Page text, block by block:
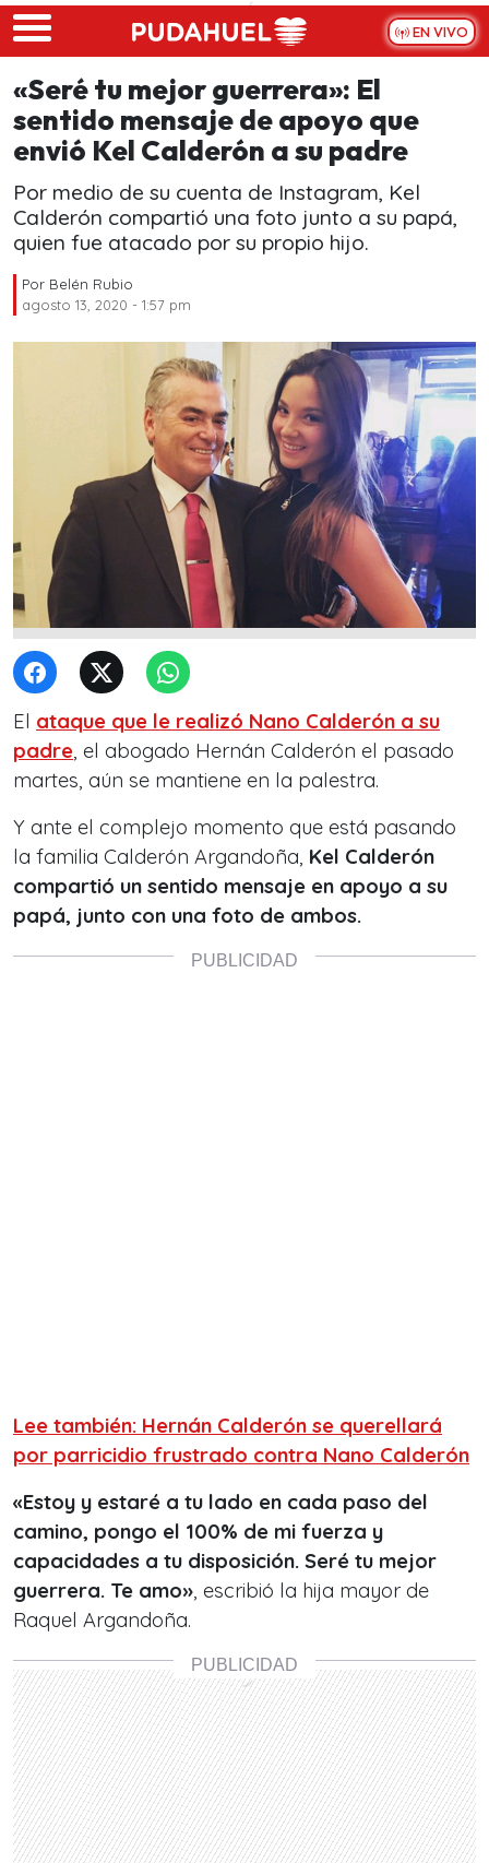
Skip to main content
EN VIVO
«Seré tu mejor guerrera»: El
sentido mensaje de apoyo que
envió Kel Calderón a su padre
Por medio de su cuenta de Instagram, Kel
Calderón compartió una foto junto a su papá,
quien fue atacado por su propio hijo.
Por Belén Rubio
agosto 13, 2020 - 1:57 pm
El ataque que le realizó Nano Calderón a su
padre, el abogado Hernán Calderón el pasado
martes, aún se mantiene en la palestra.
Y ante el complejo momento que está pasando
la familia Calderón Argandoña, Kel Calderón
compartió un sentido mensaje en apoyo a su
papá, junto con una foto de ambos.
Lee también: Hernán Calderón se querellará
por parricidio frustrado contra Nano Calderón
«Estoy y estaré a tu lado en cada paso del
camino, pongo el 100% de mi fuerza y
capacidades a tu disposición. Seré tu mejor
guerrera. Te amo», escribió la hija mayor de
Raquel Argandoña.